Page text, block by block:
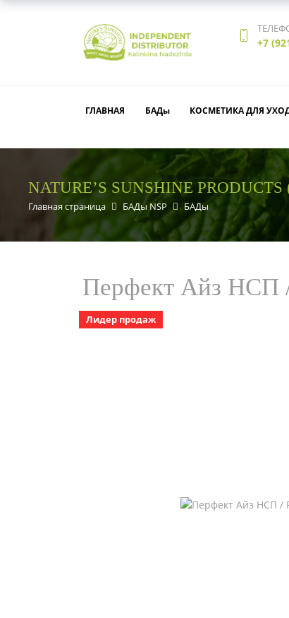
+7
ГЛАВНАЯ БАДы КОСМЕТИКА ДЛЯ
NATURE’S SUNSHINE
Главная страница БАДы NSP БАДы
Перфект Айз НСП
Лидер продаж